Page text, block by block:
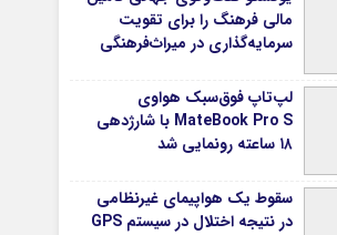
مالی فرهنگ را برای تقویت
سرمایه‌گذاری در میراث‌فرهنگی
صنایع خلاق
لپ‌تاپ فوق‌سبک هواوی
MateBook Pro S با شارژدهی
۱۸ ساعته رونمایی شد
سقوط یک هواپیمای غیرنظامی
در نتیجه اختلال در سیستم‌ GPS